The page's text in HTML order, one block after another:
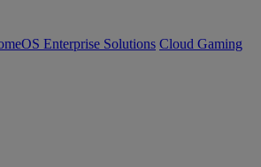
Enterprise Solutions Cloud Gaming